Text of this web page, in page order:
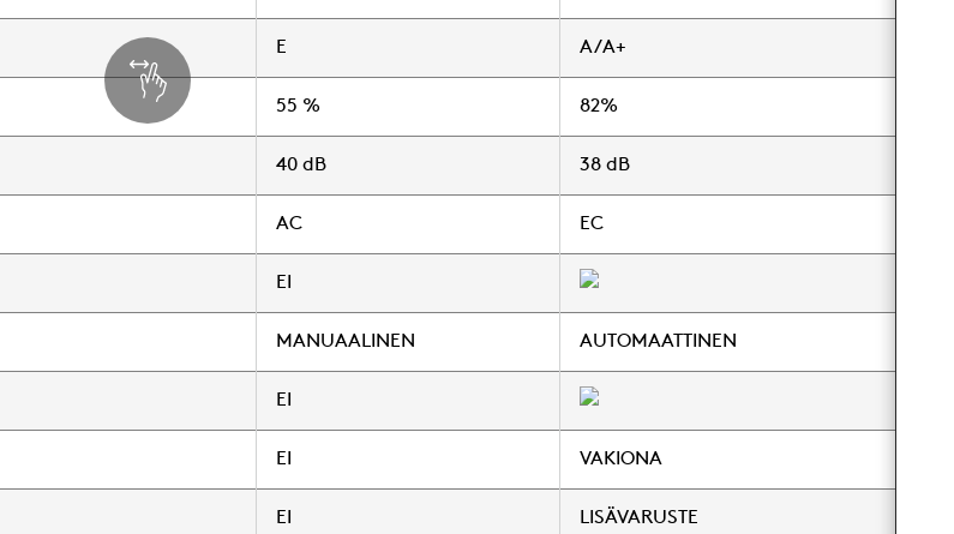
E A/A+
55 % 82%
40 dB 38 dB
AC EC
EI
MANUAALINEN AUTOMAATTINEN
EI
EI VAKIONA
EI LISÄVARUSTE